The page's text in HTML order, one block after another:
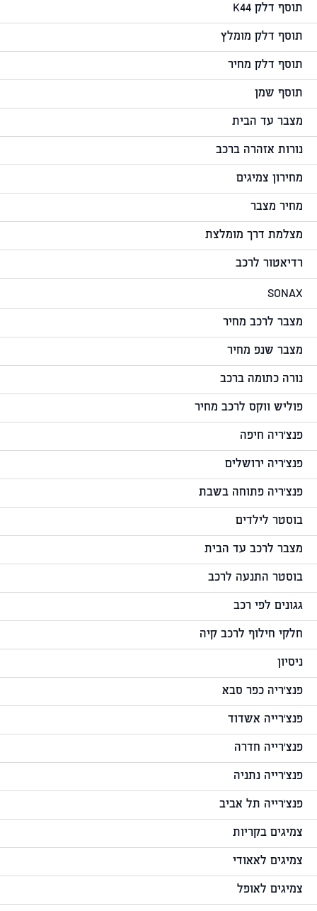
תוסף דלק K44
תוסף דלק מומלץ
תוסף דלק מחיר
תוסף שמן
מצבר עד הבית
נורות אזהרה ברכב
מחירון צמיגים
מחיר מצבר
מצלמת דרך מומלצת
רדיאטור לרכב
SONAX
מצבר לרכב מחיר
מצבר שנפ מחיר
נורה כתומה ברכב
פוליש ווקס לרכב מחיר
פנצ'ריה חיפה
פנצ'ריה ירושלים
פנצ'ריה פתוחה בשבת
בוסטר לילדים
מצבר לרכב עד הבית
בוסטר התנעה לרכב
גגונים לפי רכב
חלקי חילוף לרכב קיה
ניסיון
פנצ'ריה כפר סבא
פנצ'רייה אשדוד
פנצ'רייה חדרה
פנצ'רייה נתניה
פנצ'רייה תל אביב
צמיגים בקריות
צמיגים לאאודי
צמיגים לאופל